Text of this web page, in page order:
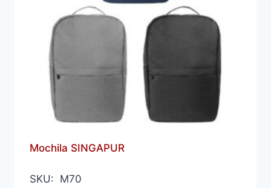
Mochila SINGAPUR
SKU: M70